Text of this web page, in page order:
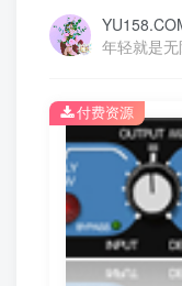
年轻就是
付费资源